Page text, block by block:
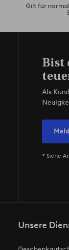
Gilt für
Bist
Als
* Siehe
Unsere